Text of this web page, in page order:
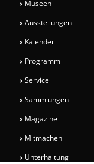
Museen
Ausstellungen
Kalender
Programm
Service
Sammlungen
Magazine
Mitmachen
Unterhaltung